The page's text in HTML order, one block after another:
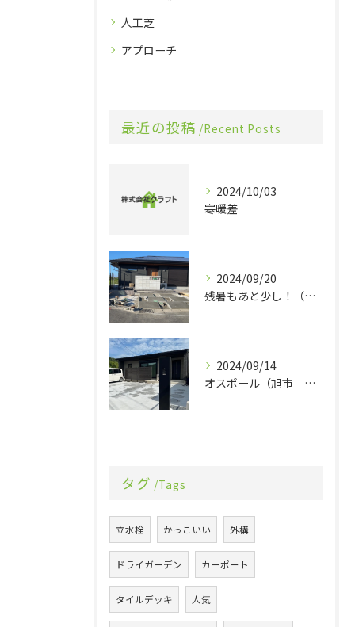
人工芝
アプローチ
最近の投稿 Recent Posts
2024/10/03
寒暖差
2024/09/20
残暑もあと少し！（旭市 エクステリア 外構）
2024/09/14
オスポール（旭市 エクステリア 外構）
タグ Tags
立水栓 かっこいい 外構
ドライガーデン カーポート
タイルデッキ 人気